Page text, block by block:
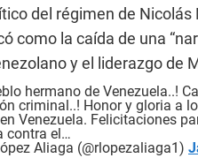
del régimen de
como la caída de una
y el liderazgo de
hermano de Venezuela..!
criminal..! Honor y gloria a
en Venezuela. Felicitaciones
contra el…
Aliaga (@rlopezaliaga1)